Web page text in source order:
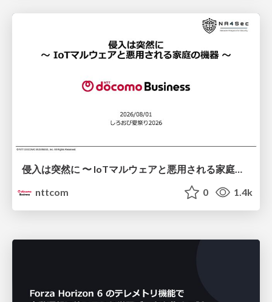
nttcom
0 1.4k